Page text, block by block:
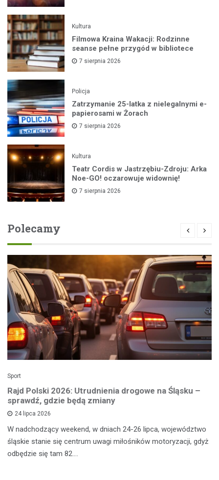
Kultura
Filmowa Kraina Wakacji: Rodzinne
seanse pełne przygód w bibliotece
7 sierpnia 2026
Policja
Zatrzymanie 25-latka z nielegalnymi e-
papierosami w Żorach
7 sierpnia 2026
Kultura
Teatr Cordis w Jastrzębiu-Zdroju: Arka
Noe-GO! oczarowuje widownię!
7 sierpnia 2026
Polecamy
Sport
Rajd Polski 2026: Utrudnienia drogowe na Śląsku –
sprawdź, gdzie będą zmiany
24 lipca 2026
W nadchodzący weekend, w dniach 24-26 lipca, województwo
śląskie stanie się centrum uwagi miłośników motoryzacji, gdyż
odbędzie się tam 82.…